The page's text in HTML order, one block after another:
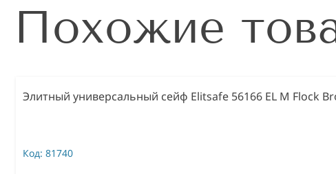
Похожие
Элитный универсальный сейф Elitsafe 56166 EL M Flock
Код: 81740